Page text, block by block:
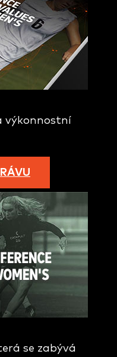
výkonnostní
se zabývá